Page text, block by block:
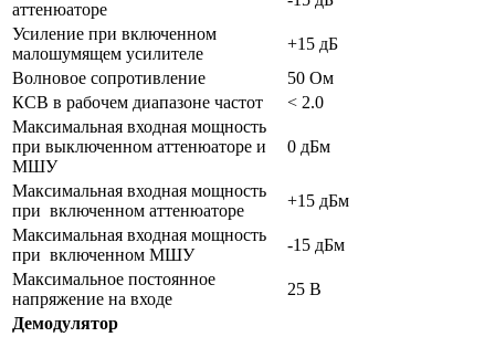
аттенюаторе
Усиление при включенном
малошумящем усилителе
+15 дБ
Волновое сопротивление
50 Ом
КСВ в рабочем диапазоне частот
< 2.0
Максимальная входная мощность
при выключенном аттенюаторе и
МШУ
0 дБм
Максимальная входная мощность
при включенном аттенюаторе
+15 дБм
Максимальная входная мощность
при включенном МШУ
-15 дБм
Максимальное постоянное
напряжение на входе
25 В
Демодулятор